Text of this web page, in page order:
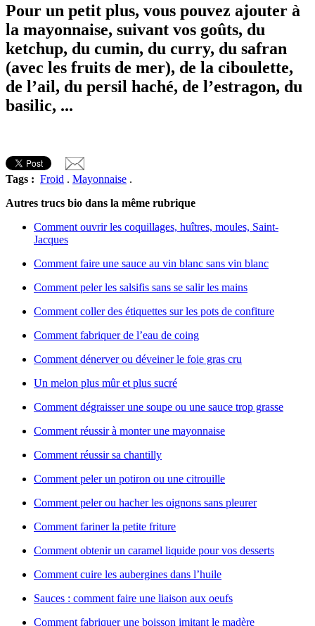
Pour un petit plus, vous pouvez ajouter à
la mayonnaise, suivant vos goûts, du
ketchup, du cumin, du curry, du safran
(avec les fruits de mer), de la ciboulette,
de l’ail, du persil haché, de l’estragon, du
basilic, ...
Tags : Froid . Mayonnaise .
Autres trucs bio dans la même rubrique
Comment ouvrir les coquillages, huîtres, moules, Saint-
Jacques
Comment faire une sauce au vin blanc sans vin blanc
Comment peler les salsifis sans se salir les mains
Comment coller des étiquettes sur les pots de confiture
Comment fabriquer de l’eau de coing
Comment dénerver ou déveiner le foie gras cru
Un melon plus mûr et plus sucré
Comment dégraisser une soupe ou une sauce trop grasse
Comment réussir à monter une mayonnaise
Comment réussir sa chantilly
Comment peler un potiron ou une citrouille
Comment peler ou hacher les oignons sans pleurer
Comment fariner la petite friture
Comment obtenir un caramel liquide pour vos desserts
Comment cuire les aubergines dans l’huile
Sauces : comment faire une liaison aux oeufs
Comment fabriquer une boisson imitant le madère